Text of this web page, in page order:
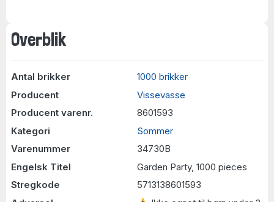
Overblik
Antal brikker
1000 brikker
Producent
Vissevasse
Producent varenr.
8601593
Kategori
Sommer
Varenummer
34730B
Engelsk Titel
Garden Party, 1000 pieces
Stregkode
5713138601593